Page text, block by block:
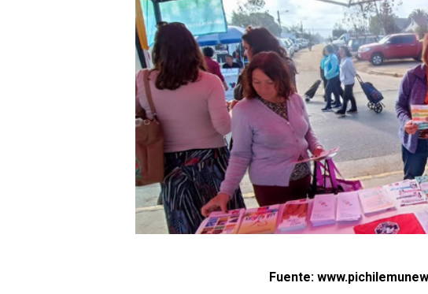
Fuente: